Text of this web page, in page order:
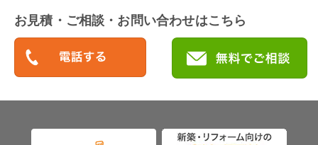
お見積・ご相談・お問い合わせはこちら